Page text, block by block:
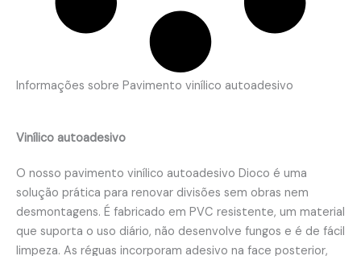
Informações sobre Pavimento vinílico autoadesivo
Vinílico autoadesivo
O nosso pavimento vinílico autoadesivo Dioco é uma
solução prática para renovar divisões sem obras nem
desmontagens. É fabricado em PVC resistente, um material
que suporta o uso diário, não desenvolve fungos e é de fácil
limpeza. As réguas incorporam adesivo na face posterior,